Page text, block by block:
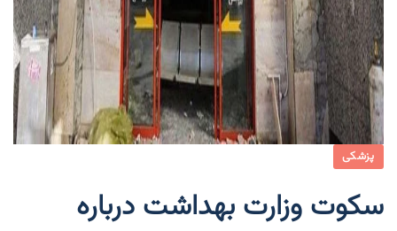
پزشکی
سکوت وزارت بهداشت درباره